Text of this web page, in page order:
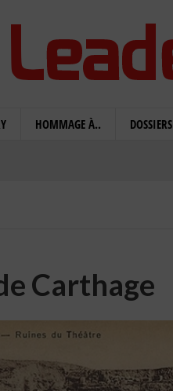
HOMMAGE À.. DOSSIERS
Carthage